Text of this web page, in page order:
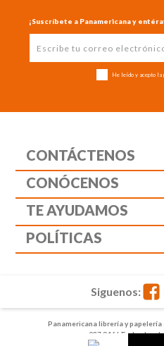
¡Suscríbete a Panamericana y
He leído y acepto la
CONTÁCTENOS
CONÓCENOS
TE AYUDAMOS
POLÍTICAS
Panamericana librería y
037 946 | Todos los
Siguenos: